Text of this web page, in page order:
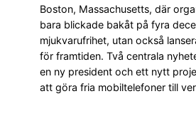
Boston, Massachusetts, där
bara blickade bakåt på fyra
mjukvarufrihet, utan också
för framtiden. Två centrala
en ny president och ett nytt
att göra fria mobiltelefoner till